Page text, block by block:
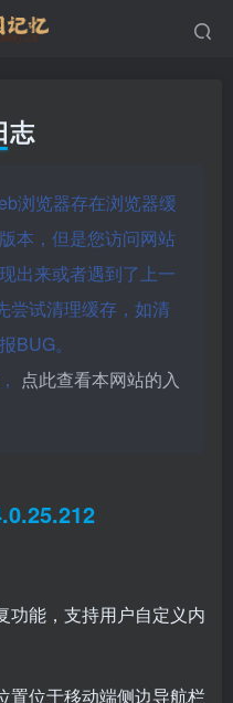
志
浏览器存在浏览器缓
本，但是您访问网站
出来或者遇到了上一
尝试清理缓存，如清
BUG。
点此查看本网站的入
功能，支持用户自定义内
置位于移动端侧边导航栏